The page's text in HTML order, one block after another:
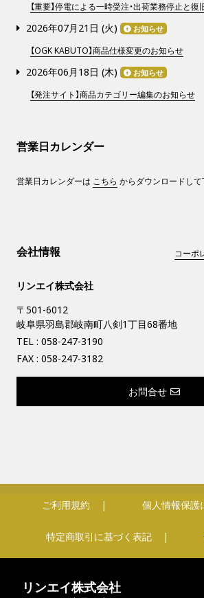
【重要】停電による一時受注・出荷業務停止と
2026年07月21日 (火) お知らせ
【OGK KABUTO】商品仕様変更のお知らせ
2026年06月18日 (木) お知らせ
【発注サイト】商品カテゴリー編集のお知らせ
営業日カレンダー
営業日カレンダーは こちら からダウンロードして
会社情報 コーポ
リンエイ株式会社
〒501-6012
岐阜県羽島郡岐南町八剣1丁目68番地
TEL : 058-247-3190
FAX : 058-247-3182
お問合せ
ご利用規約 個人情報保護
特定商取引に基づく表記
リンエイ株式会社